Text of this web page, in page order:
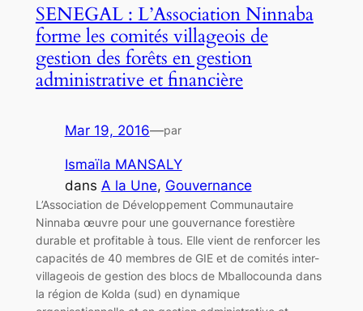
SENEGAL : L’Association Ninnaba
forme les comités villageois de
gestion des forêts en gestion
administrative et financière
Mar 19, 2016—par
Ismaïla MANSALY
dans A la Une, Gouvernance
L’Association de Développement Communautaire
Ninnaba œuvre pour une gouvernance forestière
durable et profitable à tous. Elle vient de renforcer les
capacités de 40 membres de GIE et de comités inter-
villageois de gestion des blocs de Mballocounda dans
la région de Kolda (sud) en dynamique